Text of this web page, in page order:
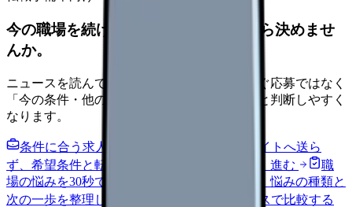
今の職場を続けるか、条件を比べてから決めませ
んか。
ニュースを読んで不安が強くなった時は、すぐ応募ではなく
「今の条件・他の選択肢・相談先」を分けると判断しやすく
なります。
条件に合う求人通知を受け取る
外部転職サイトへ送ら
ず、希望条件と転職時期を自社で預かります。 進む
職
場の悩みを30秒で診断
辞めるべきか迷う前に、悩みの種類と
次の一歩を整理します。
給料コンパスで比較する